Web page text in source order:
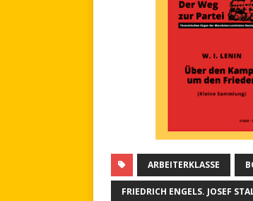
ARBEITERKLASSE
FRIEDRICH ENGELS. JOSEF